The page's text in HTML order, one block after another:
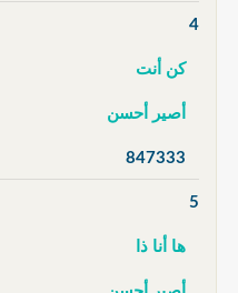
4
كن أنت
أصير أحسن
847333
5
ها أنا ذا